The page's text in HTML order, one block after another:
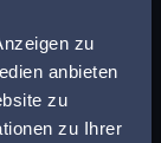
zu
anbieten
zu
zu Ihrer
die
an